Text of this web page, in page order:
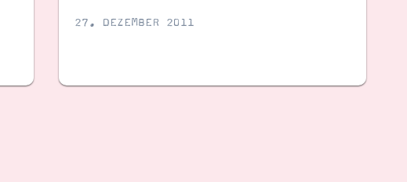
27. DEZEMBER 2011